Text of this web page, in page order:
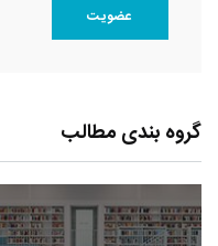
عضویت
گروه بندی مطالب